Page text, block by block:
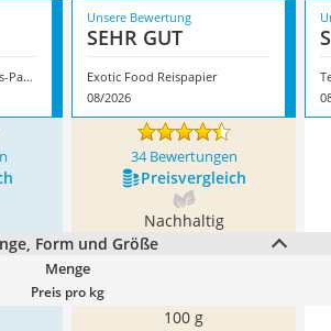
Arche Naturküche Bio-Reis-Papier
Unsere Bewertung
SEHR GUT
Exotic Food Reispapier
08/2026
34 Bewertungen
Preis­vergleich
Nachhaltig
Form und Größe
Menge
Preis pro kg
100 g